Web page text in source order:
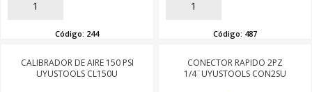
AÑADIR
Código: 244
AÑADIR
Código: 487
CALIBRADOR DE AIRE 150 PSI
UYUSTOOLS CL150U
CONECTOR RAPIDO 2PZ
1/4¨UYUSTOOLS CON2SU